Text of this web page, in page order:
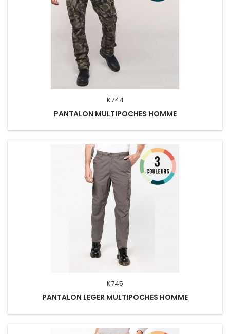
K744
PANTALON MULTIPOCHES HOMME
K745
PANTALON LEGER MULTIPOCHES HOMME